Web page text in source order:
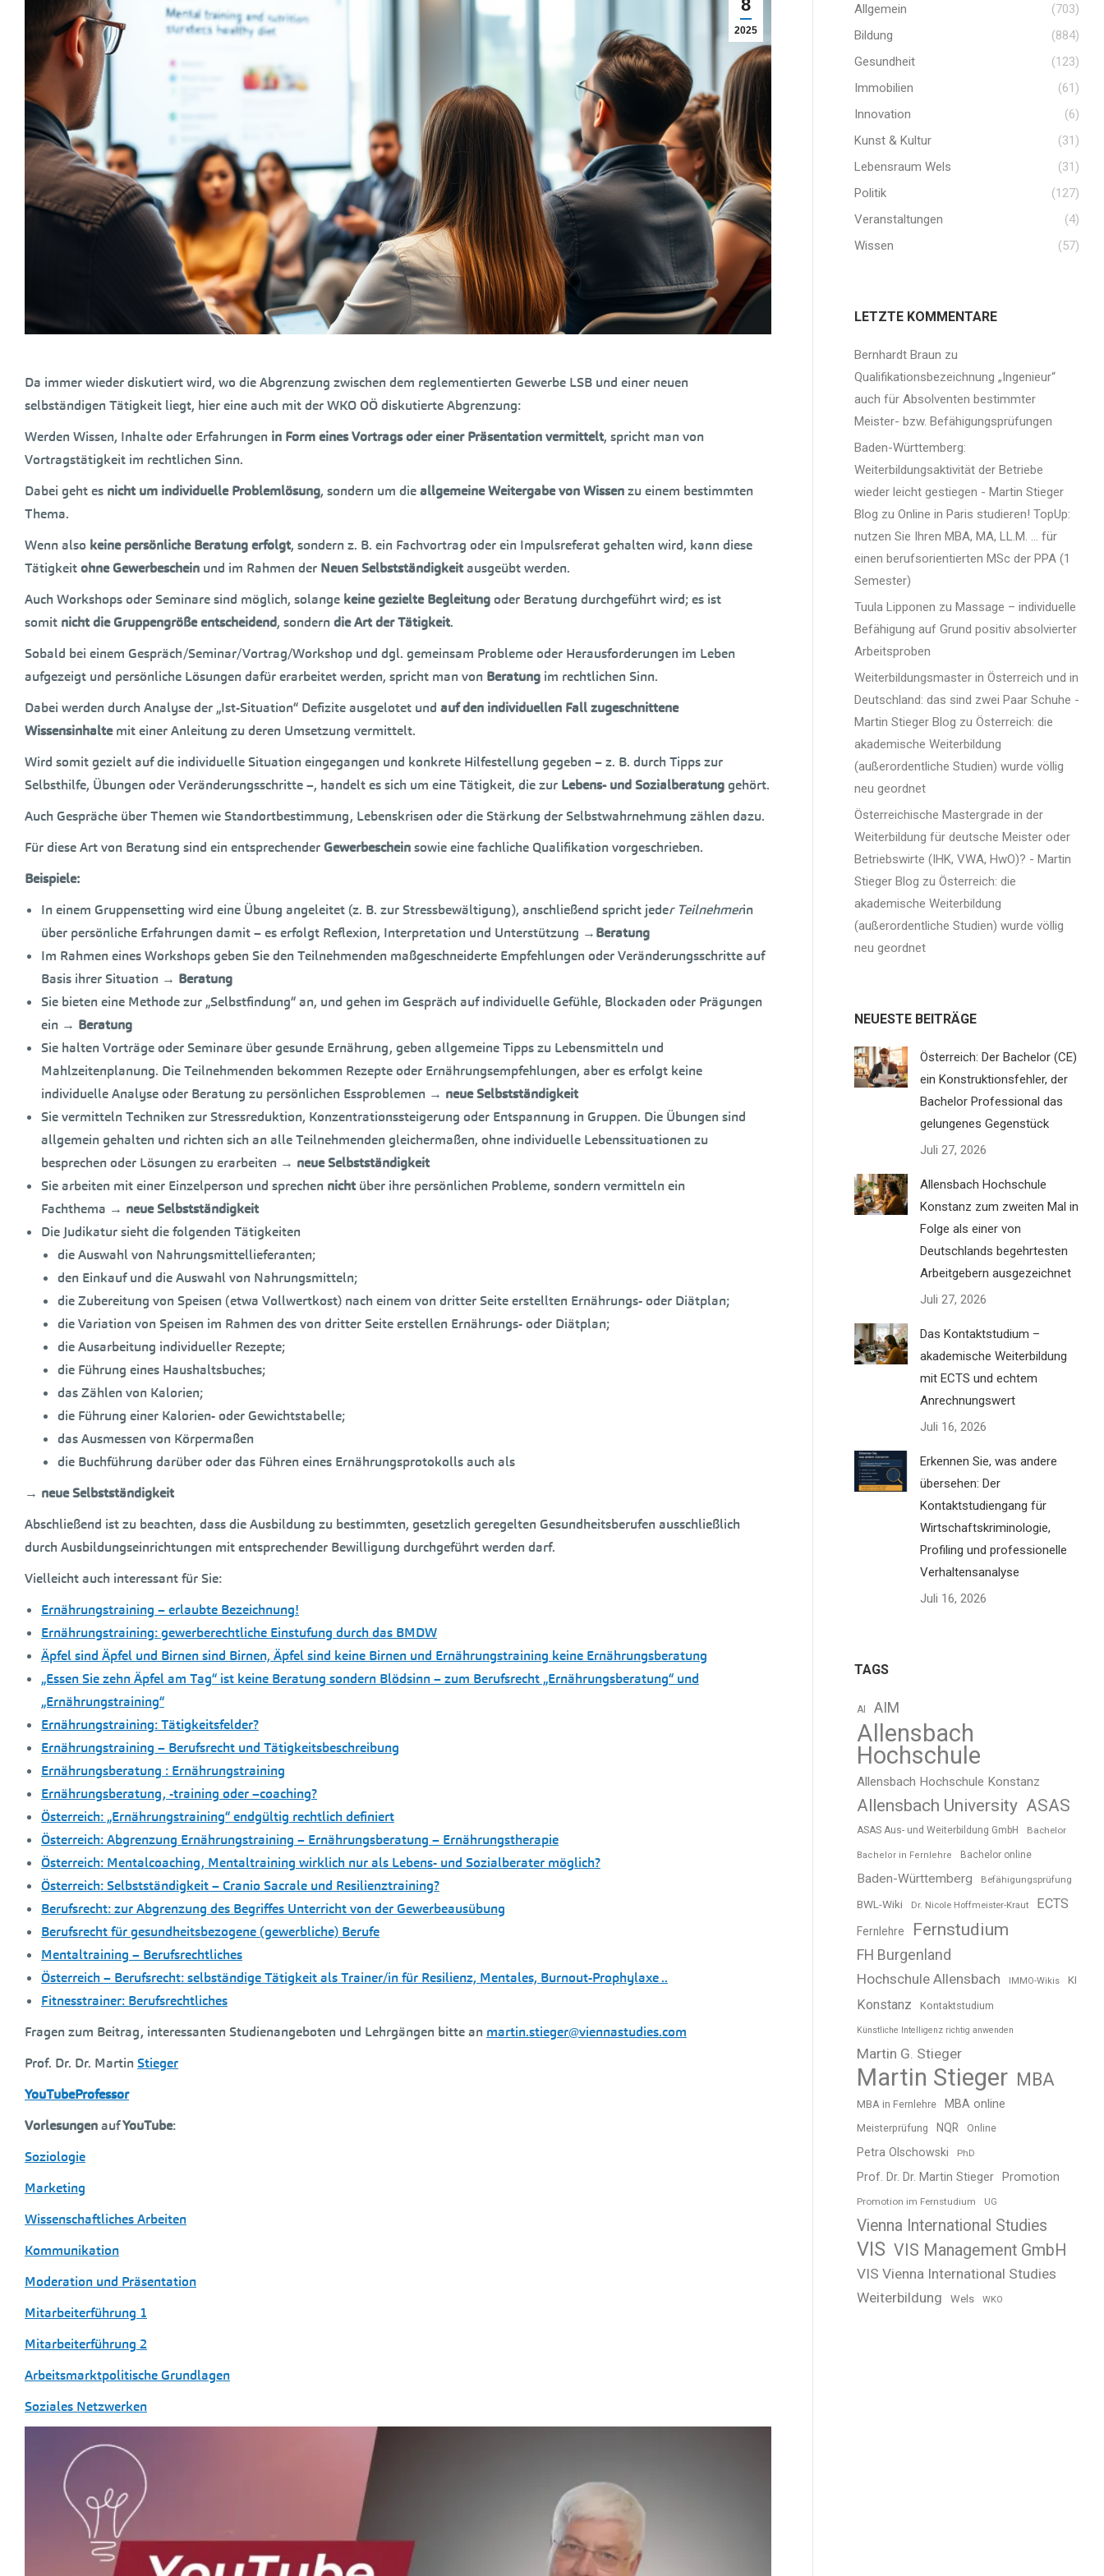
8
2025
Da immer wieder diskutiert wird, wo die Abgrenzung zwischen dem reglementierten Gewerbe LSB und einer neuen
selbständigen Tätigkeit liegt, hier eine auch mit der WKO OÖ diskutierte Abgrenzung:
Werden Wissen, Inhalte oder Erfahrungen in Form eines Vortrags oder einer Präsentation vermittelt, spricht man von
Vortragstätigkeit im rechtlichen Sinn.
Dabei geht es nicht um individuelle Problemlösung, sondern um dieallgemeine Weitergabe von Wissenzu einem bestimmten
Thema.
Wenn also keine persönliche Beratung erfolgt, sondern z. B. ein Fachvortrag oder ein Impulsreferat gehalten wird, kann diese
Tätigkeitohne Gewerbeschein und im Rahmen der Neuen Selbstständigkeitausgeübt werden.
Auch Workshops oder Seminare sind möglich, solange keine gezielte Begleitungoder Beratung durchgeführt wird; es ist
somit nicht die Gruppengröße entscheidend, sondern die Art der Tätigkeit.
Sobald bei einem Gespräch/Seminar/Vortrag/Workshop und dgl. gemeinsam Probleme oder Herausforderungen im Leben
aufgezeigt und persönliche Lösungen dafür erarbeitet werden, spricht man von Beratung im rechtlichen Sinn.
Dabei werden durch Analyse der „Ist-Situation“ Defizite ausgelotet und auf den individuellen Fall zugeschnittene
Wissensinhaltemit einer Anleitung zu deren Umsetzung vermittelt.
Wird somit gezielt auf die individuelle Situation eingegangen und konkrete Hilfestellung gegeben – z. B. durch Tipps zur
Selbsthilfe, Übungen oder Veränderungsschritte –, handelt es sich um eine Tätigkeit, die zur Lebens- und Sozialberatunggehört.
Auch Gespräche über Themen wie Standortbestimmung, Lebenskrisen oder die Stärkung der Selbstwahrnehmung zählen dazu.
Für diese Art von Beratung sind ein entsprechender Gewerbescheinsowie eine fachliche Qualifikation vorgeschrieben.
Beispiele:
In einem Gruppensetting wird eine Übung angeleitet (z. B. zur Stressbewältigung), anschließend spricht jeder Teilnehmerin
über persönliche Erfahrungen damit – es erfolgt Reflexion, Interpretation und Unterstützung →Beratung
Im Rahmen eines Workshops geben Sie den Teilnehmenden maßgeschneiderte Empfehlungen oder Veränderungsschritte auf
Basis ihrer Situation → Beratung
Sie bieten eine Methode zur „Selbstfindung“ an, und gehen im Gespräch auf individuelle Gefühle, Blockaden oder Prägungen
ein → Beratung
Sie halten Vorträge oder Seminare über gesunde Ernährung, geben allgemeine Tipps zu Lebensmitteln und
Mahlzeitenplanung. Die Teilnehmenden bekommen Rezepte oder Ernährungsempfehlungen, aber es erfolgt keine
individuelle Analyse oder Beratung zu persönlichen Essproblemen → neue Selbstständigkeit
Sie vermitteln Techniken zur Stressreduktion, Konzentrationssteigerung oder Entspannung in Gruppen. Die Übungen sind
allgemein gehalten und richten sich an alle Teilnehmenden gleichermaßen, ohne individuelle Lebenssituationen zu
besprechen oder Lösungen zu erarbeiten → neue Selbstständigkeit
Sie arbeiten mit einer Einzelperson und sprechen nichtüber ihre persönlichen Probleme, sondern vermitteln ein
Fachthema → neue Selbstständigkeit
Die Judikatur sieht die folgenden Tätigkeiten
die Auswahl von Nahrungsmittellieferanten;
den Einkauf und die Auswahl von Nahrungsmitteln;
die Zubereitung von Speisen (etwa Vollwertkost) nach einem von dritter Seite erstellten Ernährungs- oder Diätplan;
die Variation von Speisen im Rahmen des von dritter Seite erstellen Ernährungs- oder Diätplan;
die Ausarbeitung individueller Rezepte;
die Führung eines Haushaltsbuches;
das Zählen von Kalorien;
die Führung einer Kalorien- oder Gewichtstabelle;
das Ausmessen von Körpermaßen
die Buchführung darüber oder das Führen eines Ernährungsprotokolls auch als
→ neue Selbstständigkeit
Abschließend ist zu beachten, dass die Ausbildung zu bestimmten, gesetzlich geregelten Gesundheitsberufen ausschließlich
durch Ausbildungseinrichtungen mit entsprechender Bewilligung durchgeführt werden darf.
Vielleicht auch interessant für Sie:
Ernährungstraining – erlaubte Bezeichnung!
Ernährungstraining: gewerberechtliche Einstufung durch das BMDW
Äpfel sind Äpfel und Birnen sind Birnen, Äpfel sind keine Birnen und Ernährungstraining keine Ernährungsberatung
„Essen Sie zehn Äpfel am Tag“ ist keine Beratung sondern Blödsinn – zum Berufsrecht „Ernährungsberatung“ und
„Ernährungstraining“
Ernährungstraining: Tätigkeitsfelder?
Ernährungstraining – Berufsrecht und Tätigkeitsbeschreibung
Ernährungsberatung : Ernährungstraining
Ernährungsberatung, -training oder –coaching?
Österreich: „Ernährungstraining“ endgültig rechtlich definiert
Österreich: Abgrenzung Ernährungstraining – Ernährungsberatung – Ernährungstherapie
Österreich: Mentalcoaching, Mentaltraining wirklich nur als Lebens- und Sozialberater möglich?
Österreich: Selbstständigkeit – Cranio Sacrale und Resilienztraining?
Berufsrecht: zur Abgrenzung des Begriffes Unterricht von der Gewerbeausübung
Berufsrecht für gesundheitsbezogene (gewerbliche) Berufe
Mentaltraining – Berufsrechtliches
Österreich – Berufsrecht: selbständige Tätigkeit als Trainer/in für Resilienz, Mentales, Burnout-Prophylaxe ..
Fitnesstrainer: Berufsrechtliches
Fragen zum Beitrag, interessanten Studienangeboten und Lehrgängen bitte an martin.stieger@viennastudies.com
Prof. Dr. Dr. Martin Stieger
YouTubeProfessor
VorlesungenaufYouTube:
Soziologie
Marketing
Wissenschaftliches Arbeiten
Kommunikation
Moderation und Präsentation
Mitarbeiterführung 1
Mitarbeiterführung 2
Arbeitsmarktpolitische Grundlagen
Soziales Netzwerken
Allgemein
(703)
Bildung
(884)
Gesundheit
(123)
Immobilien
(61)
Innovation
(6)
Kunst & Kultur
(31)
Lebensraum Wels
(31)
Politik
(127)
Veranstaltungen
(4)
Wissen
(57)
LETZTE KOMMENTARE
Bernhardt Braun zu
Qualifikationsbezeichnung „Ingenieur“
auch für Absolventen bestimmter
Meister- bzw. Befähigungsprüfungen
Baden-Württemberg:
Weiterbildungsaktivität der Betriebe
wieder leicht gestiegen - Martin Stieger
Blog zu Online in Paris studieren! TopUp:
nutzen Sie Ihren MBA, MA, LL.M. … für
einen berufsorientierten MSc der PPA (1
Semester)
Tuula Lipponen zu Massage – individuelle
Befähigung auf Grund positiv absolvierter
Arbeitsproben
Weiterbildungsmaster in Österreich und in
Deutschland: das sind zwei Paar Schuhe -
Martin Stieger Blog zu Österreich: die
akademische Weiterbildung
(außerordentliche Studien) wurde völlig
neu geordnet
Österreichische Mastergrade in der
Weiterbildung für deutsche Meister oder
Betriebswirte (IHK, VWA, HwO)? - Martin
Stieger Blog zu Österreich: die
akademische Weiterbildung
(außerordentliche Studien) wurde völlig
neu geordnet
NEUESTE BEITRÄGE
Österreich: Der Bachelor (CE)
ein Konstruktionsfehler, der
Bachelor Professional das
gelungenes Gegenstück
Juli 27, 2026
Allensbach Hochschule
Konstanz zum zweiten Mal in
Folge als einer von
Deutschlands begehrtesten
Arbeitgebern ausgezeichnet
Juli 27, 2026
Das Kontaktstudium –
akademische Weiterbildung
mit ECTS und echtem
Anrechnungswert
Juli 16, 2026
Erkennen Sie, was andere
übersehen: Der
Kontaktstudiengang für
Wirtschaftskriminologie,
Profiling und professionelle
Verhaltensanalyse
Juli 16, 2026
TAGS
AI AIM
Allensbach
Hochschule
Allensbach Hochschule Konstanz
Allensbach University ASAS
ASAS Aus- und Weiterbildung GmbH Bachelor
Bachelor in Fernlehre Bachelor online
Baden-Württemberg Befähigungsprüfung
BWL-Wiki Dr. Nicole Hoffmeister-Kraut ECTS
Fernlehre Fernstudium
FH Burgenland
Hochschule Allensbach
IMMO-Wikis KI
Konstanz Kontaktstudium
Künstliche Intelligenz richtig anwenden
Martin G. Stieger
Martin Stieger MBA
MBA in Fernlehre MBA online
Meisterprüfung NQR Online
Petra Olschowski PhD
Prof. Dr. Dr. Martin Stieger Promotion
Promotion im Fernstudium UG
Vienna International Studies
VIS VIS Management GmbH
VIS Vienna International Studies
Weiterbildung
Wels WKO